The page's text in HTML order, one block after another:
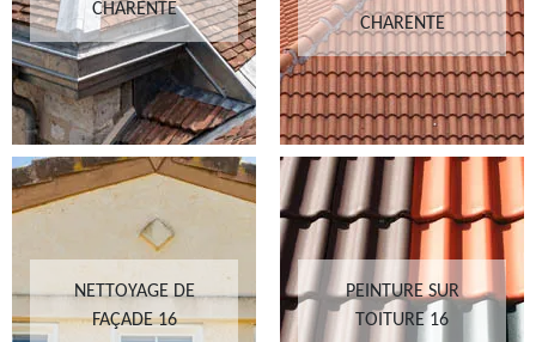
CHARENTE
CHARENTE
NETTOYAGE DE
FAÇADE 16
PEINTURE SUR
TOITURE 16